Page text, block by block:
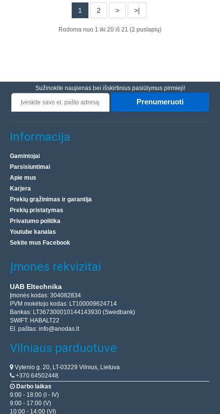
9.30€
Segmentinė aušinimo skysčio vamzdžio žarna 1/4
50cm VOŽTUVAS
WAGNEY
Pagrindiniai kabelio privalumai yra šie: galimybė
optimaliai nukreipti aušinimo skysčio srovę, neribota ilgio
reguliavimo ir konfigūracijos keitimo galimybė pr..
5.60€
Prekių Pristatymas 6-11 D.d.
1 2 > >|
Rodoma nuo 1 iki 20 iš 21 (2 puslapių)
Sužinokite naujienas bei išskirtinius pasiūlymus pirmieji!
Prenumeruoti
Informacija
Gamintojai
Parsisiuntimai
Apie mus
Karjera
Prekių grąžinimas ir garantija
Prekių pristatymas
Privatumo politika
Youtube kanalas
Sekite mus Facebook
Įmonės rekvizitai
UAB Eltechnika
Įmonės kodas: 304082834
PVM mokėtojo kodas: LT100009624714
Bankas: LT367300010144143930 (Swedbank)
SWIFT: HABALT22
El. paštas: info@anodas.lt
Vilniaus parduotuvė
Vytenio g. 20, LT-03229 Vilnius, Lietuva
+370 64502448
Darbo laikas
9:00 - 18:00 (I - IV)
9:00 - 17:00 (V)
10:00 - 14:00 (VI)